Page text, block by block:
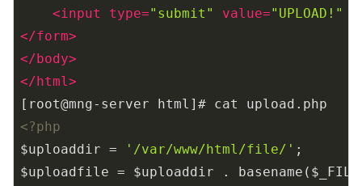
<input type="submit" value="UPLOAD!"
</form>
</ body>
</ html>
<?php
$uploaddir =
'/var/www/html/file/' ;
$uploadfile = $uploaddir .